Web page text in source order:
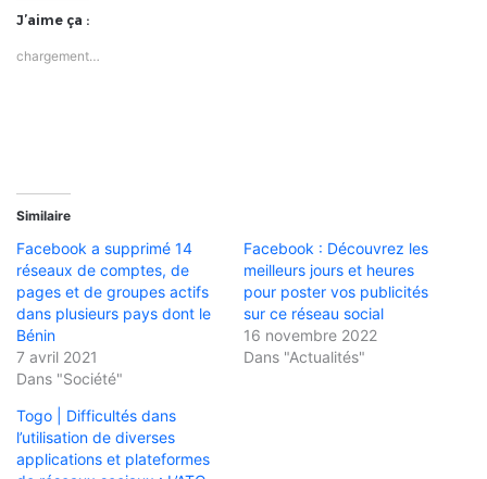
J’aime ça :
chargement…
Similaire
Facebook a supprimé 14
réseaux de comptes, de
pages et de groupes actifs
dans plusieurs pays dont le
Bénin
7 avril 2021
Dans "Société"
Facebook : Découvrez les
meilleurs jours et heures
pour poster vos publicités
sur ce réseau social
16 novembre 2022
Dans "Actualités"
Togo | Difficultés dans
l’utilisation de diverses
applications et plateformes